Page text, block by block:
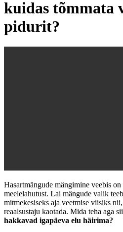
kuidas tõmmata
pidurit?
Hasartmängude mängimine veebis
meelelahutust. Lai mängude valik
mitmekesiseks aja veetmise viisiks
reaalsustaju kaotada. Mida teha aga
hakkavad igapäeva elu häirima?